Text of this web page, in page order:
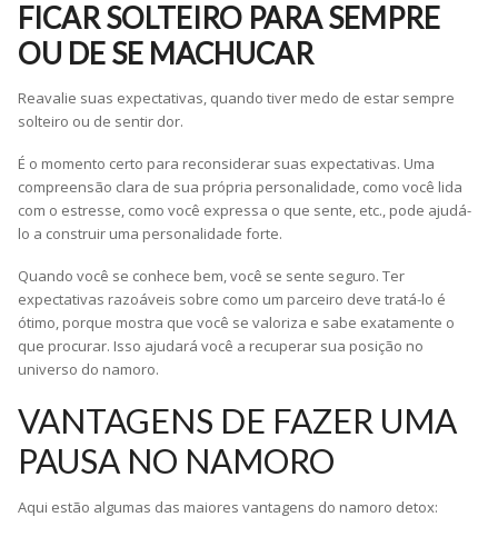
FICAR SOLTEIRO PARA SEMPRE
OU DE SE MACHUCAR
Reavalie suas expectativas, quando tiver medo de estar sempre
solteiro ou de sentir dor.
É o momento certo para reconsiderar suas expectativas. Uma
compreensão clara de sua própria personalidade, como você lida
com o estresse, como você expressa o que sente, etc., pode ajudá-
lo a construir uma personalidade forte.
Quando você se conhece bem, você se sente seguro. Ter
expectativas razoáveis ​​sobre como um parceiro deve tratá-lo é
ótimo, porque mostra que você se valoriza e sabe exatamente o
que procurar. Isso ajudará você a recuperar sua posição no
universo do namoro.
VANTAGENS DE FAZER UMA
PAUSA NO NAMORO
Aqui estão algumas das maiores vantagens do namoro detox: